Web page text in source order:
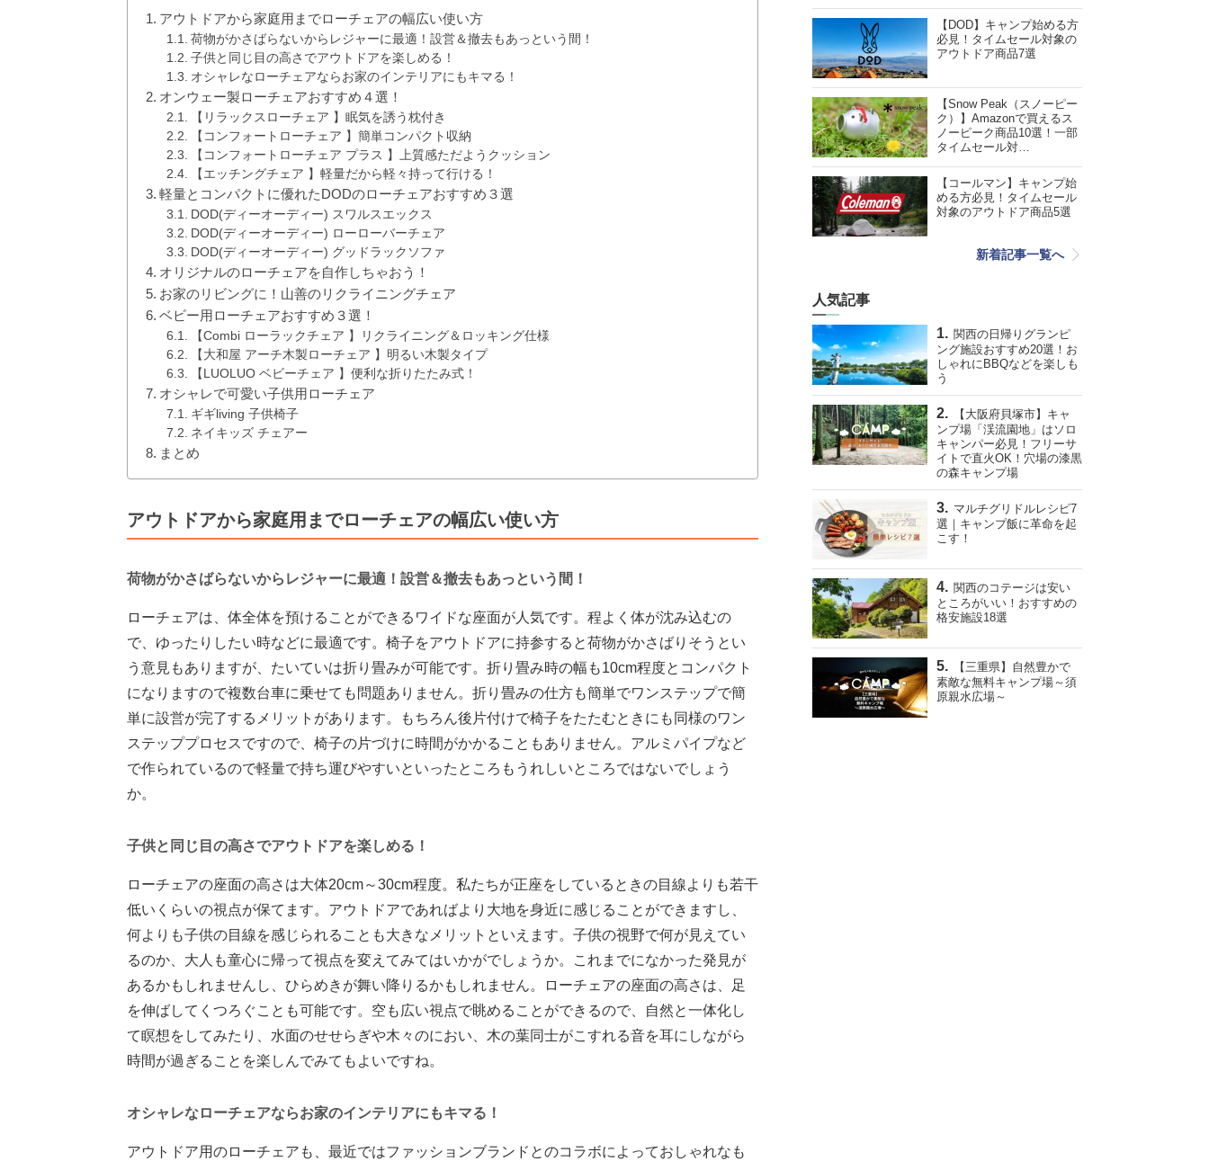
アウトドアから家庭用までローチェアの幅広い使い方
荷物がかさばらないからレジャーに最適！設営＆撤去もあっという間！
子供と同じ目の高さでアウトドアを楽しめる！
オシャレなローチェアならお家のインテリアにもキマる！
オンウェー製ローチェアおすすめ４選！
【リラックスローチェア 】眠気を誘う枕付き
【コンフォートローチェア 】簡単コンパクト収納
【コンフォートローチェア プラス 】上質感ただようクッション
【エッチングチェア 】軽量だから軽々持って行ける！
軽量とコンパクトに優れたDODのローチェアおすすめ３選
DOD(ディーオーディー) スワルスエックス
DOD(ディーオーディー) ローローバーチェア
DOD(ディーオーディー) グッドラックソファ
オリジナルのローチェアを自作しちゃおう！
お家のリビングに！山善のリクライニングチェア
ベビー用ローチェアおすすめ３選！
【Combi ローラックチェア 】リクライニング＆ロッキング仕様
【大和屋 アーチ木製ローチェア 】明るい木製タイプ
【LUOLUO ベビーチェア 】便利な折りたたみ式！
オシャレで可愛い子供用ローチェア
ギギliving 子供椅子
ネイキッズ チェアー
まとめ
アウトドアから家庭用までローチェアの幅広い使い方
荷物がかさばらないからレジャーに最適！設営＆撤去もあっという間！
ローチェアは、体全体を預けることができるワイドな座面が人気です。程よく体が沈み込むの
で、ゆったりしたい時などに最適です。椅子をアウトドアに持参すると荷物がかさばりそうとい
う意見もありますが、たいていは折り畳みが可能です。折り畳み時の幅も10cm程度とコンパクト
になりますので複数台車に乗せても問題ありません。折り畳みの仕方も簡単でワンステップで簡
単に設営が完了するメリットがあります。もちろん後片付けで椅子をたたむときにも同様のワン
ステッププロセスですので、椅子の片づけに時間がかかることもありません。アルミパイプなど
で作られているので軽量で持ち運びやすいといったところもうれしいところではないでしょう
か。
子供と同じ目の高さでアウトドアを楽しめる！
ローチェアの座面の高さは大体20cm～30cm程度。私たちが正座をしているときの目線よりも若干
低いくらいの視点が保てます。アウトドアであればより大地を身近に感じることができますし、
何よりも子供の目線を感じられることも大きなメリットといえます。子供の視野で何が見えてい
るのか、大人も童心に帰って視点を変えてみてはいかがでしょうか。これまでになかった発見が
あるかもしれませんし、ひらめきが舞い降りるかもしれません。ローチェアの座面の高さは、足
を伸ばしてくつろぐことも可能です。空も広い視点で眺めることができるので、自然と一体化し
て瞑想をしてみたり、水面のせせらぎや木々のにおい、木の葉同士がこすれる音を耳にしながら
時間が過ぎることを楽しんでみてもよいですね。
オシャレなローチェアならお家のインテリアにもキマる！
アウトドア用のローチェアも、最近ではファッションブランドとのコラボによっておしゃれなも
【DOD】キャンプ始める方
必見！タイムセール対象の
アウトドア商品7選
【Snow Peak（スノーピー
ク）】Amazonで買えるス
ノーピーク商品10選！一部
タイムセール対…
【コールマン】キャンプ始
める方必見！タイムセール
対象のアウトドア商品5選
新着記事一覧へ
人気記事
関西の日帰りグランピ
ング施設おすすめ20選！お
しゃれにBBQなどを楽しも
う
【大阪府貝塚市】キャ
ンプ場「渓流園地」はソロ
キャンパー必見！フリーサ
イトで直火OK！穴場の漆黒
の森キャンプ場
マルチグリドルレシピ7
選｜キャンプ飯に革命を起
こす！
関西のコテージは安い
ところがいい！おすすめの
格安施設18選
【三重県】自然豊かで
素敵な無料キャンプ場～須
原親水広場～